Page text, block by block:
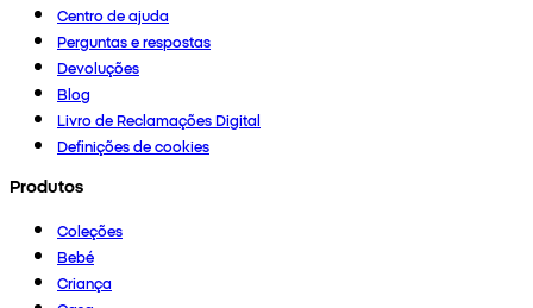
Centro de ajuda
Perguntas e respostas
Devoluções
Blog
Livro de Reclamações Digital
Definições de cookies
Produtos
Coleções
Bebé
Criança